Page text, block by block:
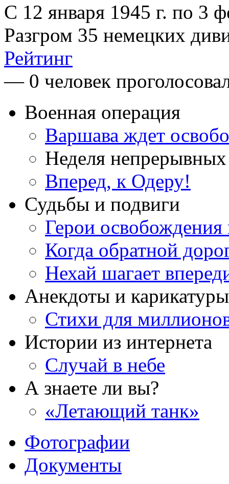
С 12 января 1945 г. по 3
Разгром 35 немецких
Рейтинг
— 0 человек
Военная операция
Варшава ждет
Неделя
Вперед, к Одеру!
Судьбы и подвиги
Герои освобождения
Когда обратной
Нехай шагает
Анекдоты и карикатуры
Стихи для
Истории из интернета
Случай в небе
А знаете ли вы?
«Летающий танк»
Фотографии
Документы